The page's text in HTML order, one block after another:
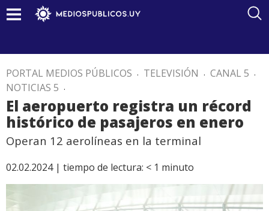
PORTAL MEDIOS PÚBLICOS . TELEVISIÓN . CANAL 5 .
NOTICIAS 5 .
El aeropuerto registra un récord
histórico de pasajeros en enero
Operan 12 aerolíneas en la terminal
02.02.2024 | tiempo de lectura: < 1 minuto